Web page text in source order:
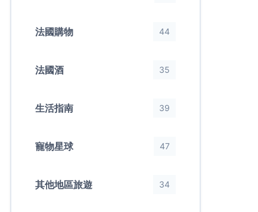
法國購物 44
法國酒 35
生活指南 39
寵物星球 47
其他地區旅遊 34